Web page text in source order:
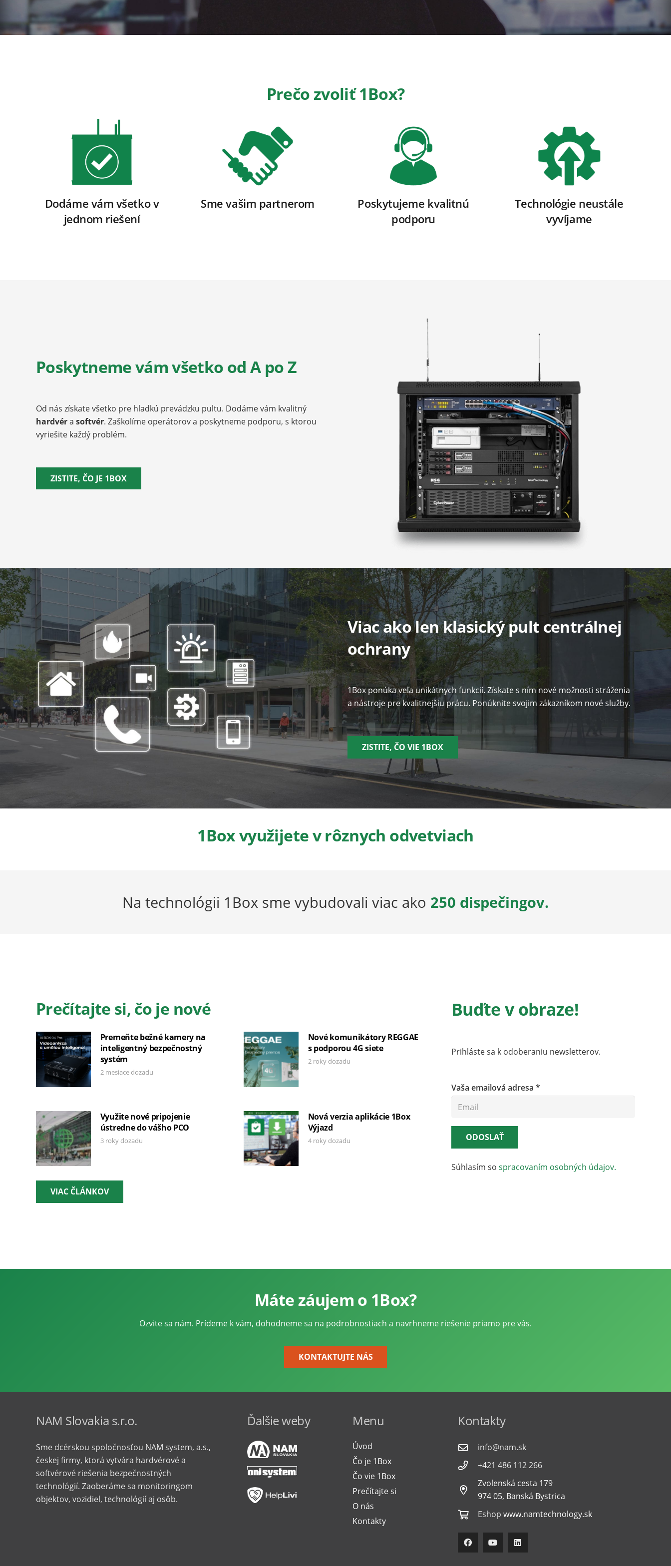
Prečo zvoliť 1Box?
Dodáme vám všetko v
jednom riešení
Sme vašim partnerom
Poskytujeme kvalitnú
podporu
Technológie neustále
vyvíjame
Poskytneme vám všetko od A po Z
Od nás získate všetko pre hladkú prevádzku pultu. Dodáme vám kvalitný
hardvéra softvér. Zaškolíme operátorov a poskytneme podporu, s ktorou
vyriešite každý problém.
ZISTITE, ČO JE 1BOX
Viac ako len klasický pult centrálnej
ochrany
1Box ponúka veľa unikátnych funkcií. Získate s ním nové možnosti stráženia
a nástroje pre kvalitnejšiu prácu. Ponúknite svojim zákazníkom nové služby.
ZISTITE, ČO VIE 1BOX
1Box využijete v rôznych odvetviach
Mestské polície HaZZ
Na technológii 1Box sme vybudovali viac ako 250 dispečingov.
Prečítajte si, čo je nové
Premeňte bežné kamery na
inteligentný bezpečnostný
systém
2 mesiace dozadu
Nové komunikátory REGGAE
s podporou 4G siete
2 roky dozadu
Využite nové pripojenie
ústredne do vášho PCO
3 roky dozadu
Nová verzia aplikácie 1Box
Výjazd
4 roky dozadu
VIAC ČLÁNKOV
Buďte v obraze!
Prihláste sa k odoberaniu newsletterov.
Vaša emailová adresa *
ODOSLAŤ
Súhlasím so spracovaním osobných údajov.
Máte záujem o 1Box?
Ozvite sa nám. Prídeme k vám, dohodneme sa na podrobnostiach a navrhneme riešenie priamo pre vás.
KONTAKTUJTE NÁS
NAM Slovakia s.r.o.
Sme dcérskou spoločnosťou NAM system, a.s.,
českej firmy, ktorá vytvára hardvérové ​​a
softvérové ​​riešenia bezpečnostných
technológií. Zaoberáme sa monitoringom
objektov, vozidiel, technológií aj osôb.
Ďalšie weby Menu
Úvod
Čo je 1Box
Čo vie 1Box
Prečítajte si
O nás
Kontakty
Kontakty
info@nam.sk
+421 486 112 266
Zvolenská cesta 179
974 05, Banská Bystrica
Eshopwww.namtechnology.sk